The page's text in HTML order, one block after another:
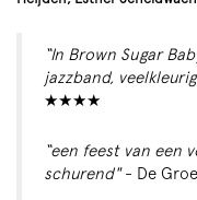
“In Brown Sugar
jazzband,
★★★★
“een feest van een
schurend"- De